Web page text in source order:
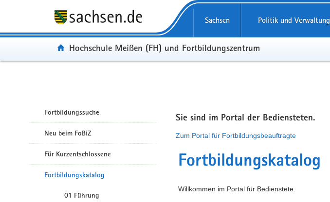
Sachsen Politik und Verwaltung
Portal:
Hochschule Meißen (FH) und Fortbildungszentrum
Fortbildungssuche
Neu beim FoBiZ
Für Kurzentschlossene
Fortbildungskatalog
01 Führung
Sie sind im Portal der Bediensteten.
Zum Portal für Fortbildungsbeauftragte
Fortbildungskatalog
Willkommen im Portal für Bedienstete.